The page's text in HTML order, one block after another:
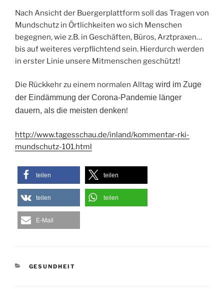
Nach Ansicht der Buergerplattform soll das Tragen von
Mundschutz in Örtlichkeiten wo sich Menschen
begegnen, wie z.B. in Geschäften, Büros, Arztpraxen…
bis auf weiteres verpflichtend sein. Hierdurch werden
in erster Linie unsere Mitmenschen geschützt!
Die Rückkehr zu einem normalen Alltag wird im Zuge
der Eindämmung der Corona-Pandemie länger
dauern, als die meisten denken!
http://www.tagesschau.de/inland/kommentar-rki-
mundschutz-101.html
teilen teilen
teilen teilen
E-Mail
KATEGORIEN
GESUNDHEIT